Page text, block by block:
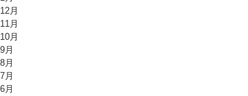
月
月
月
月
月
月
月